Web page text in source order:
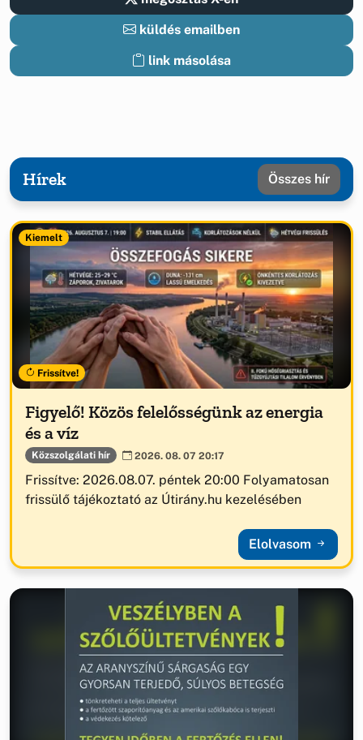
küldés emailben
link másolása
Hírek Összes hír
Kiemelt
Frissítve!
Figyelő! Közös felelősségünk az energia
és a víz
Közszolgálati hír 2026. 08. 07 20:17
Frissítve: 2026.08.07. péntek 20:00 Folyamatosan
frissülő tájékoztató az Útirány.hu kezelésében
Elolvasom